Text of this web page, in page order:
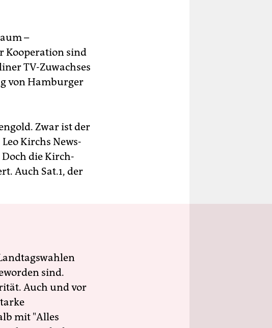
–
Kooperation sind
TV-Zuwachses
von Hamburger
Zwar ist der
Kirchs News-
die Kirch-
Auch Sat.1, der
sind.
Auch und vor
mit "Alles